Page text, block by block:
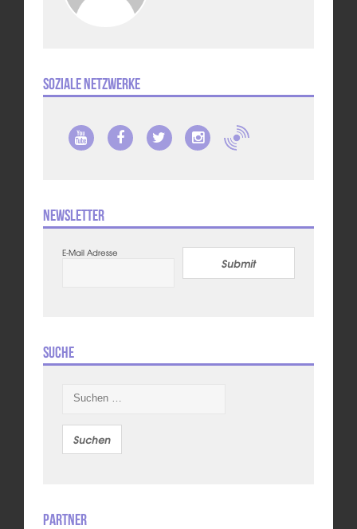
Soziale Netzwerke
Newsletter
E-Mail Adresse
Submit
Suche
nach:
Partner